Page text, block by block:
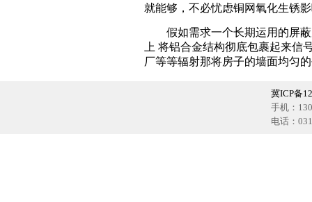
就能够，不必忧虑铜网氧化生锈
假如需求一个长期运用的屏蔽
上 将铝合金结构彻底包裹起来
厂等等辐射那将房子的墙面均匀
冀ICP备
手机：
电话：